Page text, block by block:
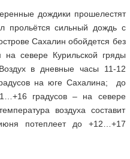
дождики прошелестят
прольётся сильный дождь с
Сахалин обойдется без
севере Курильской гряды
в дневные часы 11-12
на юге Сахалина; до
градусов – на севере
воздуха составит
потеплеет до +12…+17